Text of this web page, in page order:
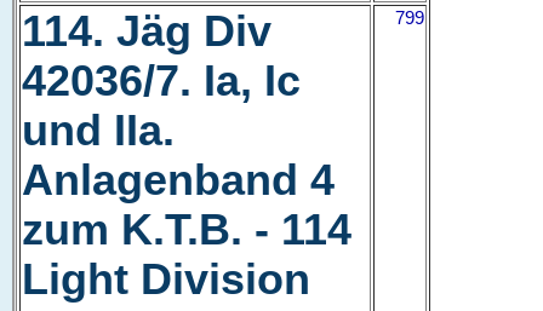
114. Jäg Div
42036/7. Ia, Ic
und IIa.
Anlagenband 4
zum K.T.B. - 114
Light Division
799